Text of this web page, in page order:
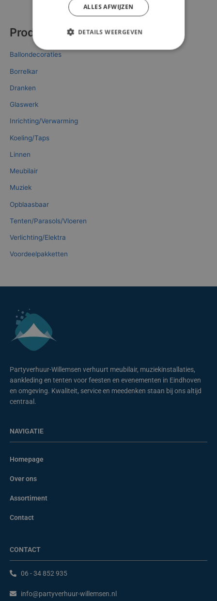
Producten
Ballondecoraties
Borrelkar
Dranken
Glaswerk
Inrichting/Verwarming
Koeling/Taps
Linnen
Meubilair
Muziek
Opblaasbaar
Tenten/Parasols/Vloeren
Verlichting/Elektra
Voordeelpakketten
Partyverhuur-Willemsen verhuurt meubilair, muziekinstallaties,
aankleding en tenten voor feesten en evenementen in Eindhoven
en omgeving. Kwaliteit, service en meedenken staan bij ons altijd
centraal.
NAVIGATIE
Homepage
Over ons
Assortiment
Contact
CONTACT
06 - 34 852 935
info@partyverhuur-willemsen.nl
ALLES AFWIJZEN
DETAILS WEERGEVEN